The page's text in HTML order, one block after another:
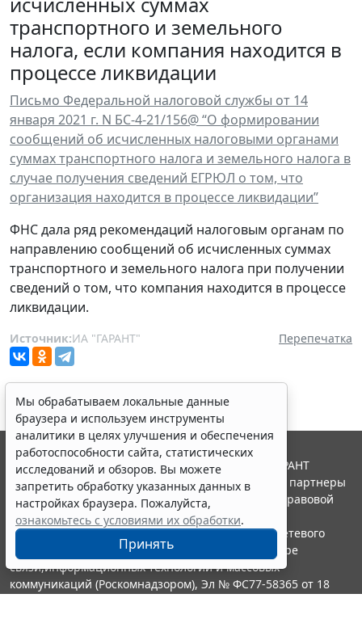
транспортного и земельного
налога, если компания находится в
процессе ликвидации
Письмо Федеральной налоговой службы от 14
января 2021 г. N БС-4-21/156@ “О формировании
сообщений об исчисленных налоговыми органами
суммах транспортного налога и земельного налога в
случае получения сведений ЕГРЮЛ о том, что
организация находится в процессе ликвидации”
ФНС дала ряд рекомендаций налоговым органам по
направлению сообщений об исчисленных суммах
транспортного и земельного налога при получении
сведений о том, что компания находится в процессе
ликвидации.
Источник:ИА "ГАРАНТ" Перепечатка
Мы обрабатываем локальные данные
браузера и используем инструменты
аналитики в целях улучшения и обеспечения
работоспособности сайта, статистических
исследований и обзоров. Вы можете
запретить обработку указанных данных в
настройках браузера. Пожалуйста,
ознакомьтесь с условиями их обработки.
Принять
© ООО "НПП "ГАРАНТ-СЕРВИС", 2026. Система ГАРАНТ
выпускается с 1990 года. Компания "Гарант" и ее партнеры
являются участниками Российской ассоциации правовой
информации ГАРАНТ.
Портал ГАРАНТ.РУ зарегистрирован в качестве сетевого
издания Федеральной службой по надзору в сфере
связи,информационных технологий и массовых
коммуникаций (Роскомнадзором), Эл № ФС77-58365 от 18